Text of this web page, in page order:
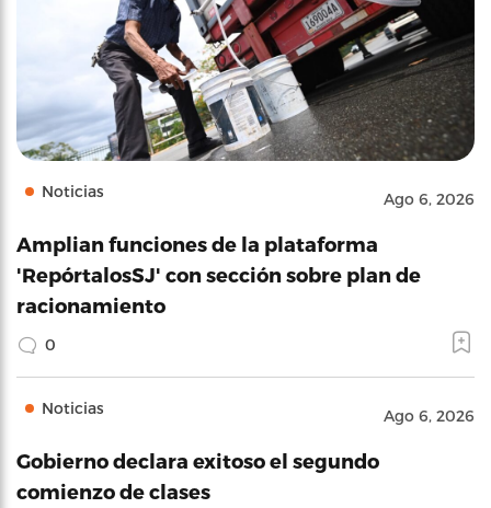
Noticias Ago 6, 2026
Amplian funciones de la plataforma
'RepórtalosSJ' con sección sobre plan de
racionamiento
0
Noticias Ago 6, 2026
Gobierno declara exitoso el segundo
comienzo de clases